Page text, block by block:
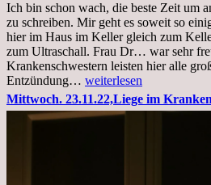
Ich bin schon wach, die beste Zeit um
zu schreiben. Mir geht es soweit so
hier im Haus im Keller gleich zum
zum Ultraschall. Frau Dr… war sehr
Krankenschwestern leisten hier alle
Entzündung… Freitag,
25.11.2022
Kleines
weiterlesen
Mittwoch. 23.11.22,Liege im